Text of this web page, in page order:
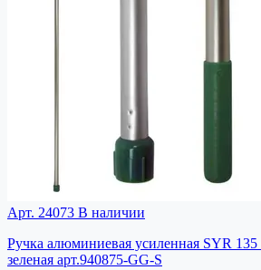
Арт. 24073 В наличии
Ручка алюминиевая усиленная SYR 135
зеленая арт.940875-GG-S